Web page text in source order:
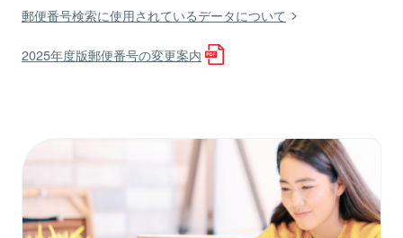
郵便番号検索に使用されているデータについて
2025年度版郵便番号の変更案内